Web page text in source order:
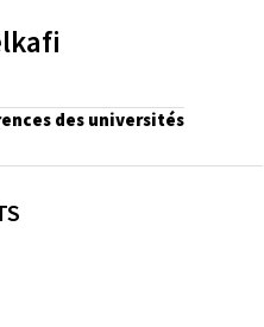
des universités